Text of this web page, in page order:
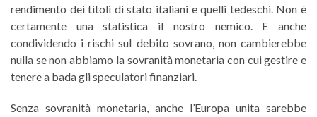
rendimento dei titoli di stato italiani e quelli tedeschi. Non è
certamente una statistica il nostro nemico. E anche
condividendo i rischi sul debito sovrano, non cambierebbe
nulla se non abbiamo la sovranità monetaria con cui gestire e
tenere a bada gli speculatori finanziari.
Senza sovranità monetaria, anche l’Europa unita sarebbe